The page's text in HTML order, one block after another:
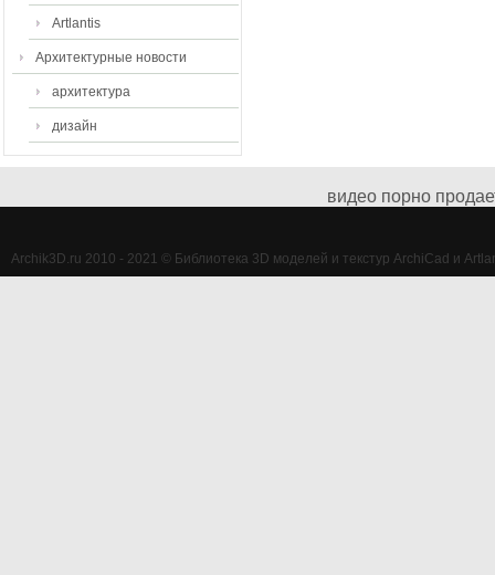
Artlantis
Архитектурные новости
архитектура
дизайн
видео порно
Archik3D.ru 2010 - 2021 © Библиотека 3D моделей и текстур ArchiCad и